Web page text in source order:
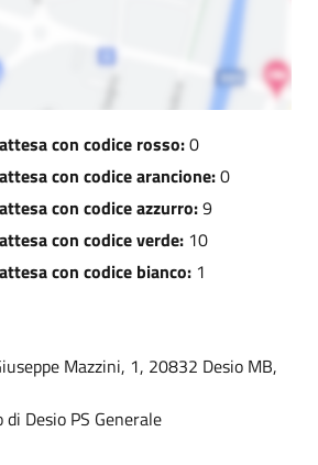
con codice rosso:0
con codice arancione:0
con codice azzurro:9
con codice verde: 10
con codice bianco: 1
Mazzini, 1, 20832 Desio MB,
Desio PS Generale